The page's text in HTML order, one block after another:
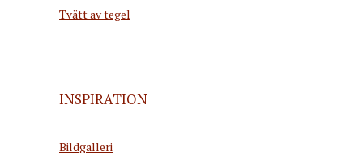
Tvätt av tegel
INSPIRATION
Bildgalleri